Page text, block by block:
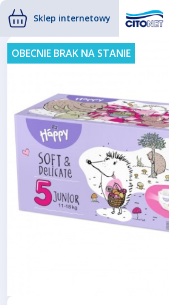
Sklep internetowy
OBECNIE BRAK NA STANIE